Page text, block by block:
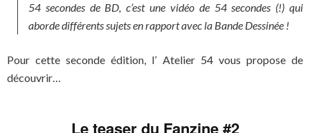
54 secondes de BD, c’est une vidéo de 54 secondes (!) qui
aborde différents sujets en rapport avec la Bande Dessinée !
Pour cette seconde édition, l’ Atelier 54 vous propose de
découvrir…
Le teaser du Fanzine #2